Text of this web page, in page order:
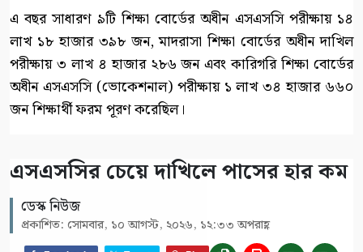
এ বছর সাধারণ ৯টি শিক্ষা বোর্ডের অধীন এসএসসি পরীক্ষায় ১৪
লাখ ১৮ হাজার ৩৯৮ জন, মাদরাসা শিক্ষা বোর্ডের অধীন দাখিল
পরীক্ষায় ৩ লাখ ৪ হাজার ২৮৬ জন এবং কারিগরি শিক্ষা বোর্ডের
অধীন এসএসসি (ভোকেশনাল) পরীক্ষায় ১ লাখ ৩৪ হাজার ৬৬০
জন শিক্ষার্থী ফরম পূরণ করেছিল।
এসএসসির চেয়ে দাখিলে পাসের হার কম
ডেস্ক নিউজ
প্রকাশিত: সোমবার, ১০ আগস্ট, ২০২৬, ১২:৩৩ অপরাহ্ণ